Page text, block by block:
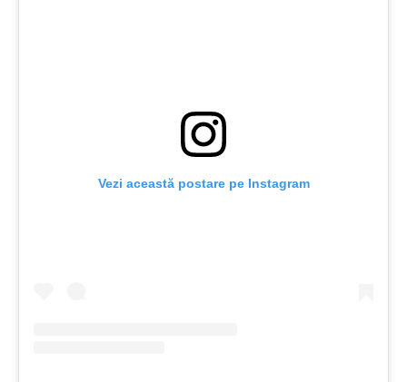
Vezi această postare pe Instagram